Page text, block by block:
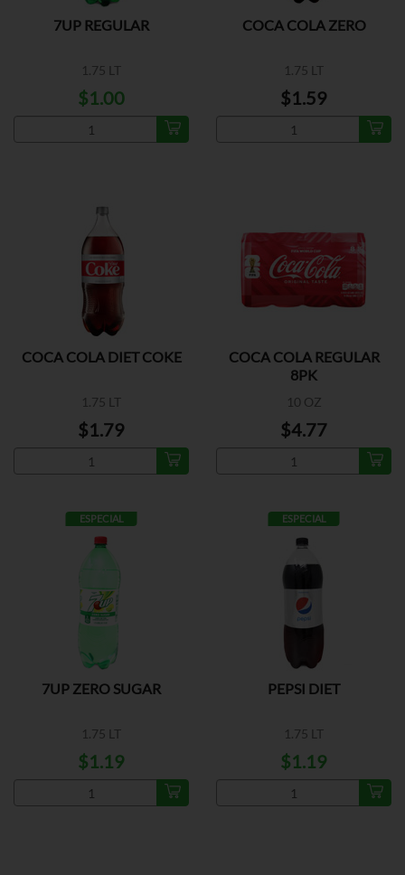
7UP REGULAR
1.75 LT
$1.00
COCA COLA ZERO
1.75 LT
$1.59
COCA COLA DIET COKE
1.75 LT
$1.79
COCA COLA REGULAR
8PK
10 OZ
$4.77
ESPECIAL
7UP ZERO SUGAR
1.75 LT
$1.19
ESPECIAL
PEPSI DIET
1.75 LT
$1.19